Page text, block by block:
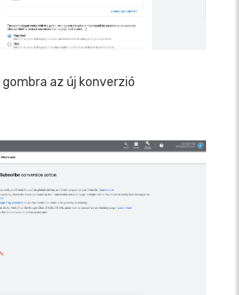
gombra az új konverzió